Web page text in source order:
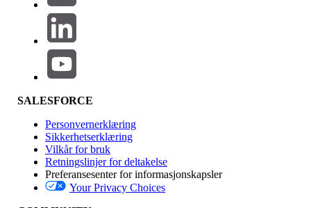
Produktområde
Funksjonsinnvirkning
Utgave
SALESFORCE
Personvernerklæring
Sikkerhetserklæring
Vilkår for bruk
Retningslinjer for deltakelse
Preferansesenter for informasjonskapsler
Your Privacy Choices